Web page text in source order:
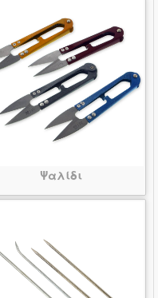
Ψαλίδι